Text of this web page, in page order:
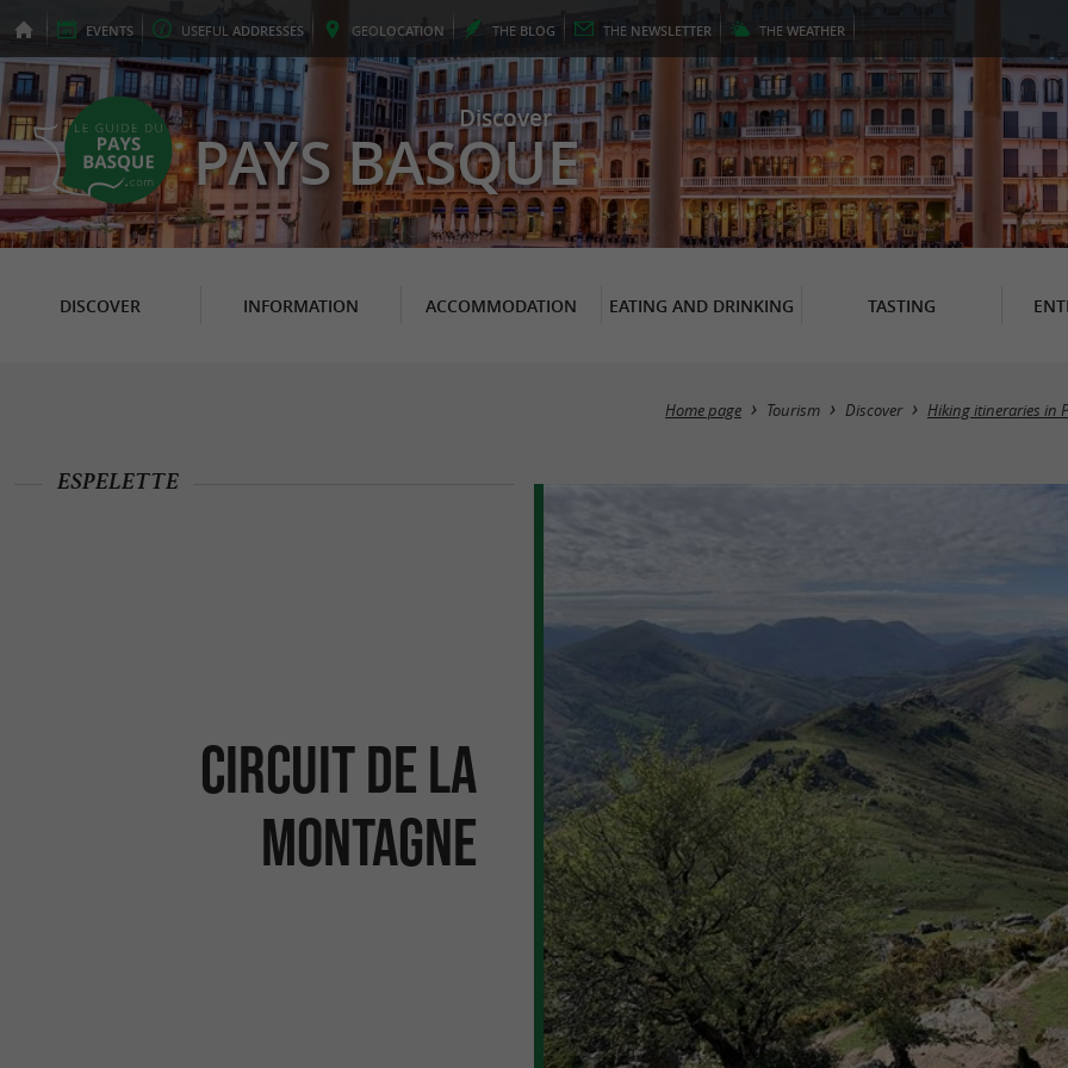
EVENTS USEFUL ADDRESSES GEOLOCATION THE BLOG THE NEWSLETTER THE WEATHER
Discover
PAYS BASQUE
DISCOVER INFORMATION ACCOMMODATION EATING AND DRINKING TASTING
Home page Tourism Discover Hiking itineraries in
Circuit de la
montagne
ESPELETTE